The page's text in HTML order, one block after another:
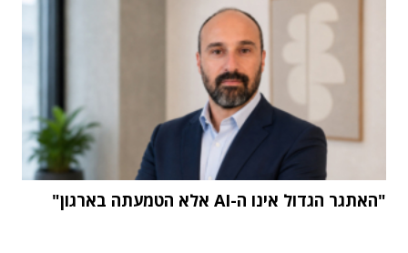
"האתגר הגדול אינו ה-AI אלא הטמעתה בארגון"